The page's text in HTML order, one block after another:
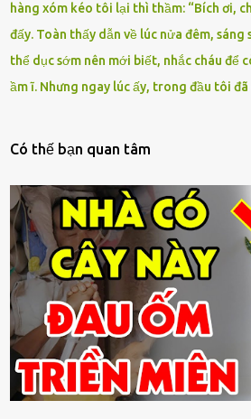
hàng xóm kéo tôi lại thì thầm: “Bích ơi,
đấy. Toàn thấy dẫn về lúc nửa đêm, sáng
thể dục sớm nên mới biết, nhắc cháu để
ầm ĩ. Nhưng ngay lúc ấy, trong đầu tôi
Có thế bạn quan tâm